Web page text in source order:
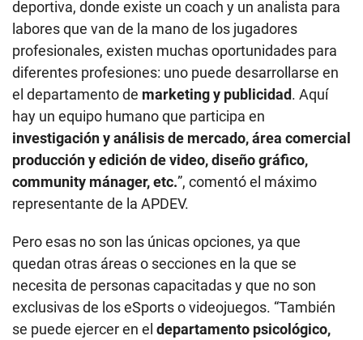
deportiva, donde existe un coach y un analista para
labores que van de la mano de los jugadores
profesionales, existen muchas oportunidades para
diferentes profesiones: uno puede desarrollarse en
el departamento de marketing y publicidad. Aquí
hay un equipo humano que participa en
investigación y análisis de mercado, área comercial
producción y edición de video, diseño gráfico,
community mánager, etc.”, comentó el máximo
representante de la APDEV.
Pero esas no son las únicas opciones, ya que
quedan otras áreas o secciones en la que se
necesita de personas capacitadas y que no son
exclusivas de los eSports o videojuegos. “También
se puede ejercer en el departamento psicológico,